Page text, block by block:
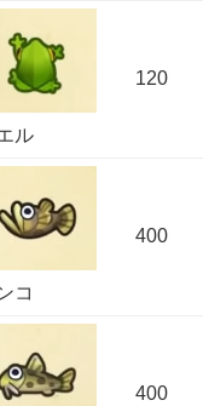
ル
120
コ
400
400